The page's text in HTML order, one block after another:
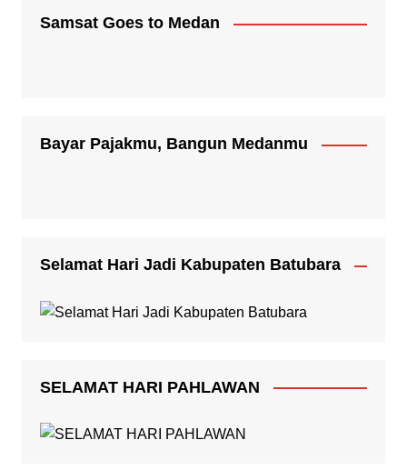
Samsat Goes to Medan
Bayar Pajakmu, Bangun Medanmu
Selamat Hari Jadi Kabupaten Batubara
SELAMAT HARI PAHLAWAN